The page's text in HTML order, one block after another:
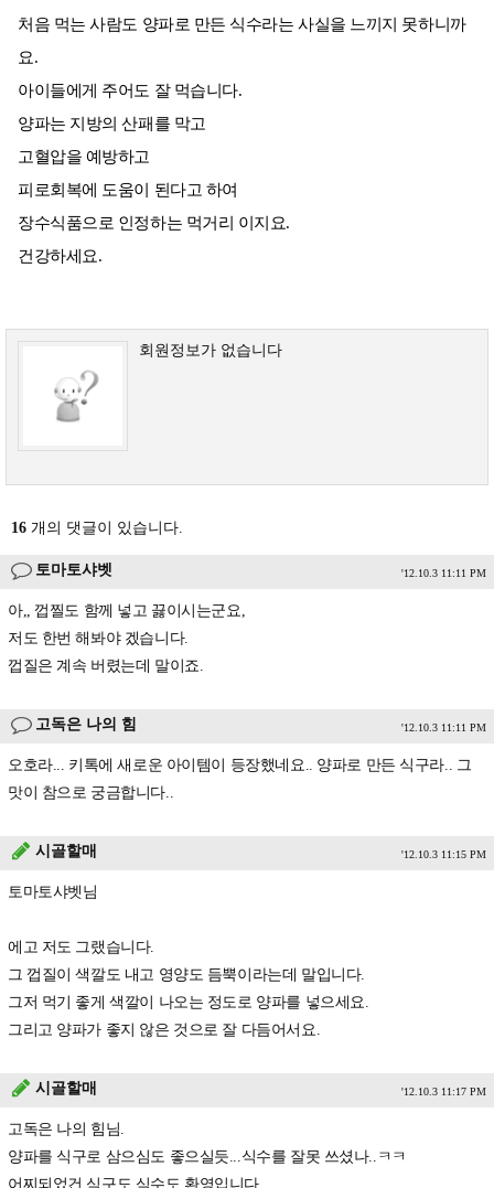
처음 먹는 사람도 양파로 만든 식수라는 사실을 느끼지 못하니까
요.
아이들에게 주어도 잘 먹습니다.
양파는 지방의 산패를 막고
고혈압을 예방하고
피로회복에 도움이 된다고 하여
장수식품으로 인정하는 먹거리 이지요.
건강하세요.
회원정보가 없습니다
16 개의 댓글이 있습니다.
토마토샤벳 '12.10.3 11:11 PM
아,, 껍찔도 함께 넣고 끓이시는군요,
저도 한번 해봐야 겠습니다.
껍질은 계속 버렸는데 말이죠.
고독은 나의 힘 '12.10.3 11:11 PM
오호라... 키톡에 새로운 아이템이 등장했네요.. 양파로 만든 식구라.. 그
맛이 참으로 궁금합니다..
시골할매 '12.10.3 11:15 PM
토마토샤벳님
에고 저도 그랬습니다.
그 껍질이 색깔도 내고 영양도 듬뿍이라는데 말입니다.
그저 먹기 좋게 색깔이 나오는 정도로 양파를 넣으세요.
그리고 양파가 좋지 않은 것으로 잘 다듬어서요.
시골할매 '12.10.3 11:17 PM
고독은 나의 힘님.
양파를 식구로 삼으심도 좋으실듯...식수를 잘못 쓰셨나..ㅋㅋ
어찌되었건 식구도 식수도 환영입니다.